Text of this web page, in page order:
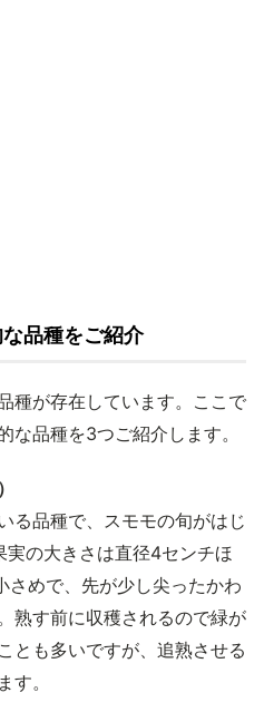
品種をご紹介
種が存在しています。ここで
な品種を3つご紹介します。
る品種で、スモモの旬がはじ
実の大きさは直径4センチほ
めで、先が少し尖ったかわ
熟す前に収穫されるので緑が
とも多いですが、追熟させる
す。